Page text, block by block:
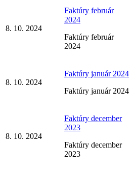
8. 10. 2024
Faktúry február
2024
Faktúry február
2024
8. 10. 2024
Faktúry január 2024
Faktúry január 2024
8. 10. 2024
Faktúry december
2023
Faktúry december
2023